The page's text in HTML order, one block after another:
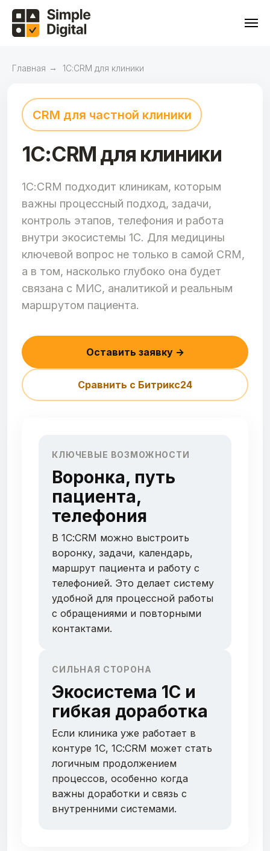
Главная → 1С:CRM для клиники
CRM для частной клиники
1С:CRM для клиники
1С:CRM подходит клиникам, которым
важны процессный подход, задачи,
контроль этапов, телефония и работа
внутри экосистемы 1С. Для медицины
ключевой вопрос не только в самой CRM,
а в том, насколько глубоко она будет
связана с МИС, аналитикой и реальным
маршрутом пациента.
Оставить заявку →
Сравнить с Битрикс24
КЛЮЧЕВЫЕ ВОЗМОЖНОСТИ
Воронка, путь
пациента,
телефония
В 1С:CRM можно выстроить
воронку, задачи, календарь,
маршрут пациента и работу с
телефонией. Это делает систему
удобной для процессной работы
с обращениями и повторными
контактами.
СИЛЬНАЯ СТОРОНА
Экосистема 1С и
гибкая доработка
Если клиника уже работает в
контуре 1С, 1С:CRM может стать
логичным продолжением
процессов, особенно когда
важны доработки и связь с
внутренними системами.